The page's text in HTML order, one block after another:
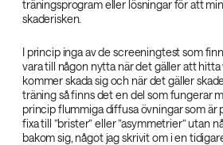
träningsprogram eller lösningar för att
skaderisken.
I princip inga av de screeningtest som
vara till någon nytta när det gäller att hitta
kommer skada sig och när det gäller
träning så finns det en del som fungerar
princip flummiga diffusa övningar som är
fixa till ”brister” eller ”asymmetrier” utan
bakom sig, något jag skrivit om i en